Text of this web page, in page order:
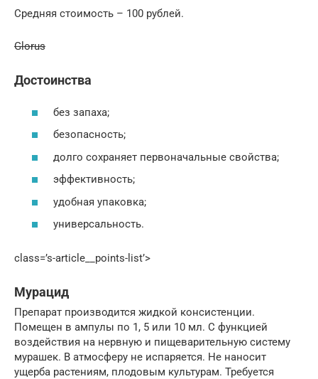
Средняя стоимость – 100 рублей.
Glorus
Достоинства
без запаха;
безопасность;
долго сохраняет первоначальные свойства;
эффективность;
удобная упаковка;
универсальность.
class=’s-article__points-list’>
Мурацид
Препарат производится жидкой консистенции.
Помещен в ампулы по 1, 5 или 10 мл. С функцией
воздействия на нервную и пищеварительную систему
мурашек. В атмосферу не испаряется. Не наносит
ущерба растениям, плодовым культурам. Требуется